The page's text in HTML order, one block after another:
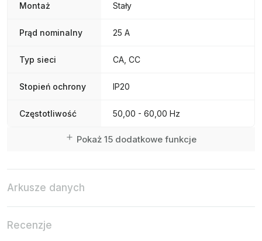
Montaż Stały
Prąd nominalny 25 A
Typ sieci CA, CC
Stopień ochrony IP20
Częstotliwość 50,00 - 60,00 Hz
Pokaż 15 dodatkowe funkcje
Arkusze danych
Recenzje